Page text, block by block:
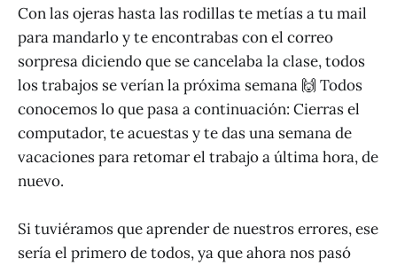
Con las ojeras hasta las rodillas te metías a tu mail
para mandarlo y te encontrabas con el correo
sorpresa diciendo que se cancelaba la clase, todos
los trabajos se verían la próxima semana 🙌 Todos
conocemos lo que pasa a continuación: Cierras el
computador, te acuestas y te das una semana de
vacaciones para retomar el trabajo a última hora, de
nuevo.
Si tuviéramos que aprender de nuestros errores, ese
sería el primero de todos, ya que ahora nos pasó